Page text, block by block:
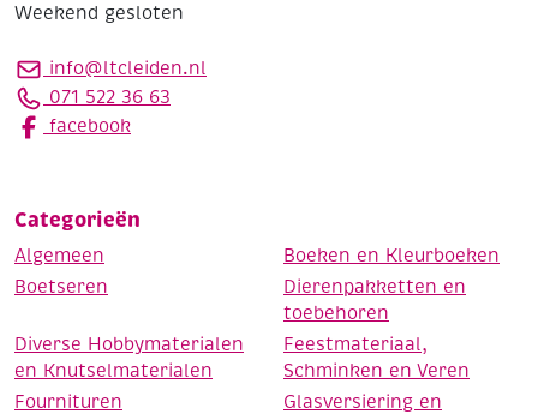
Weekend gesloten
info@ltcleiden.nl
071 522 36 63
facebook
Categorieën
Algemeen
Boeken en Kleurboeken
Boetseren
Dierenpakketten en
toebehoren
Diverse Hobbymaterialen
en Knutselmaterialen
Feestmateriaal,
Schminken en Veren
Fournituren
Glasversiering en